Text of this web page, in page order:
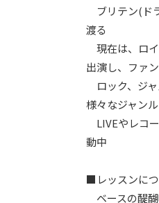
ブリテン(ド
渡る
現在は、ロ
出演し、ファン
ロック、ジ
様々なジャン
LIVEやレコ
動中
■レッスンに
ベースの醍